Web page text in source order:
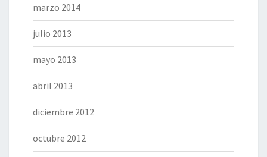
marzo 2014
julio 2013
mayo 2013
abril 2013
diciembre 2012
octubre 2012